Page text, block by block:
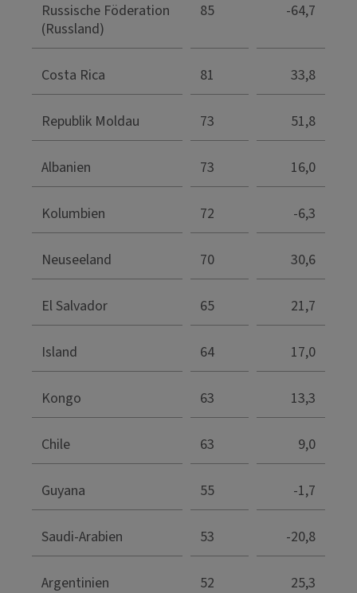
Russische Föderation
(Russland)
85 -64,7
Costa Rica 81 33,8
Republik Moldau 73 51,8
Albanien 73 16,0
Kolumbien 72 -6,3
Neuseeland 70 30,6
El Salvador 65 21,7
Island 64 17,0
Kongo 63 13,3
Chile 63 9,0
Guyana 55 -1,7
Saudi-Arabien 53 -20,8
Argentinien 52 25,3